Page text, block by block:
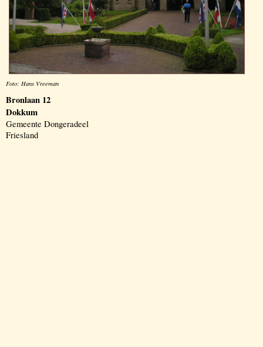
Foto: Hans Vreeman
Bronlaan 12
Dokkum
Gemeente Dongeradeel
Friesland